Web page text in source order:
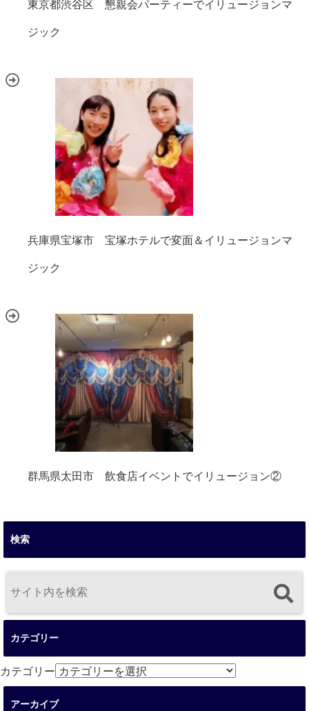
東京都渋谷区 懇親会パーティーでイリュージョンマ
ジック
兵庫県宝塚市 宝塚ホテルで変面＆イリュージョンマ
ジック
群馬県太田市 飲食店イベントでイリュージョン②
検索
カテゴリー
カテゴリー
アーカイブ